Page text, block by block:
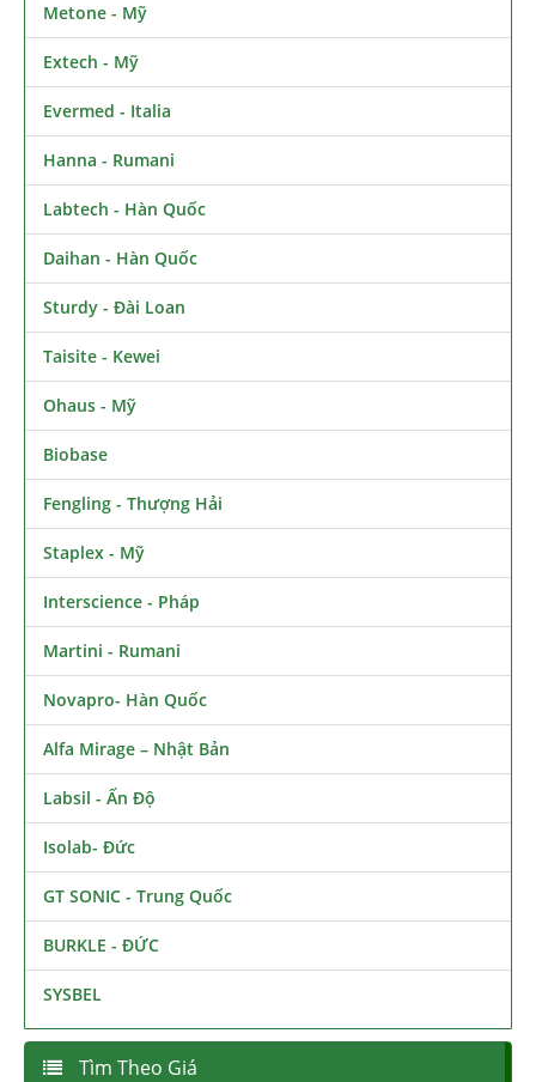
Metone - Mỹ
Extech - Mỹ
Evermed - Italia
Hanna - Rumani
Labtech - Hàn Quốc
Daihan - Hàn Quốc
Sturdy - Đài Loan
Taisite - Kewei
Ohaus - Mỹ
Biobase
Fengling - Thượng Hải
Staplex - Mỹ
Interscience - Pháp
Martini - Rumani
Novapro- Hàn Quốc
Alfa Mirage – Nhật Bản
Labsil - Ấn Độ
Isolab- Đức
GT SONIC - Trung Quốc
BURKLE - ĐỨC
SYSBEL
Tìm Theo Giá